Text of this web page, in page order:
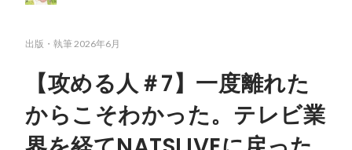
出版・執筆 2026年6月
【攻める人＃7】一度離れた
からこそわかった。テレビ業